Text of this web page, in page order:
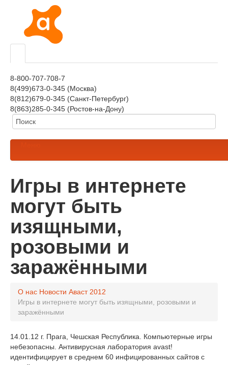
8-800-707-708-7
8(499)673-0-345 (Москва)
8(812)679-0-345 (Санкт-Петербург)
8(863)285-0-345 (Ростов-на-Дону)
Игры в интернете
могут быть
изящными,
розовыми и
заражёнными
О нас Новости Аваст 2012
Игры в интернете могут быть изящными, розовыми и
заражёнными
14.01.12 г. Прага, Чешская Республика. Компьютерные игры
небезопасны. Антивирусная лаборатория avast!
идентифицирует в среднем 60 инфицированных сайтов с